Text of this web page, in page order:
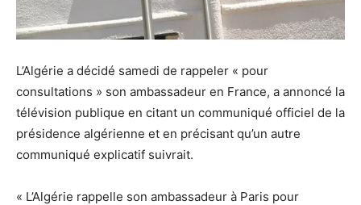
L’Algérie a décidé samedi de rappeler « pour
consultations » son ambassadeur en France, a annoncé la
télévision publique en citant un communiqué officiel de la
présidence algérienne et en précisant qu’un autre
communiqué explicatif suivrait.
« L’Algérie rappelle son ambassadeur à Paris pour